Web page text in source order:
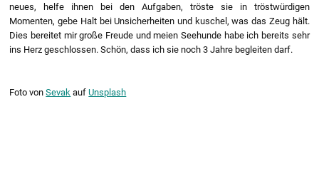
neues, helfe ihnen bei den Aufgaben, tröste sie in tröstwürdigen
Momenten, gebe Halt bei Unsicherheiten und kuschel, was das Zeug hält.
Dies bereitet mir große Freude und meien Seehunde habe ich bereits sehr
ins Herz geschlossen. Schön, dass ich sie noch 3 Jahre begleiten darf.
Foto vonSevak aufUnsplash